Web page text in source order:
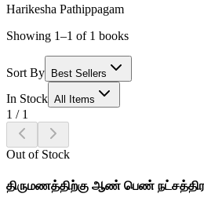
Harikesha Pathippagam
Showing 1–1 of 1 books
Sort By Best Sellers
In Stock All Items
1 / 1
Out of Stock
திருமணத்திற்கு ஆண் பெண்